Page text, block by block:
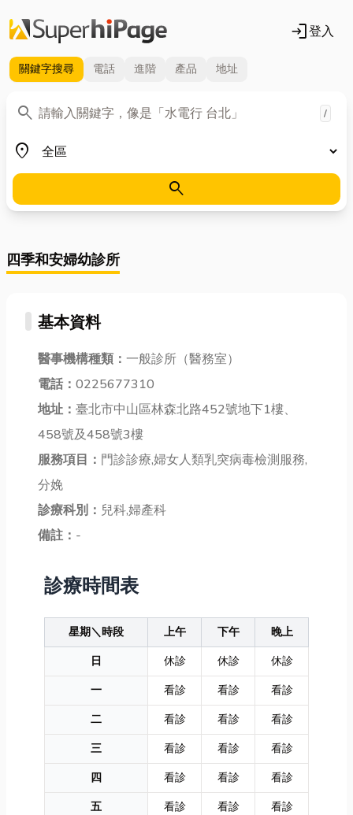
login登入
關鍵字搜尋 電話 進階 產品 地址
search
關鍵字 /
place
地區
search
四季和安婦幼診所
基本資料
醫事機構種類： 一般診所（醫務室）
電話： 0225677310
地址： 臺北市中山區林森北路452號地下1樓、
458號及458號3樓
服務項目： 門診診療,婦女人類乳突病毒檢測服務,
分娩
診療科別： 兒科,婦產科
備註： -
診療時間表
星期＼時段 上午 下午
晚上
日
休診 休診
休診
一
看診 看診
看診
二
看診 看診
看診
三
看診 看診
看診
四
看診 看診
看診
五
看診 看診
看診